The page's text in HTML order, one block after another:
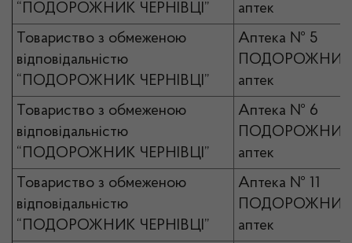
“ПОДОРОЖНИК ЧЕРНІВЦІ”
аптек
Товариство з обмеженою
відповідальністю
“ПОДОРОЖНИК ЧЕРНІВЦІ”
Аптека № 5
ПОДОРОЖНИК
аптек
Товариство з обмеженою
відповідальністю
“ПОДОРОЖНИК ЧЕРНІВЦІ”
Аптека № 6
ПОДОРОЖНИК
аптек
Товариство з обмеженою
відповідальністю
“ПОДОРОЖНИК ЧЕРНІВЦІ”
Аптека № 11
ПОДОРОЖНИК
аптек